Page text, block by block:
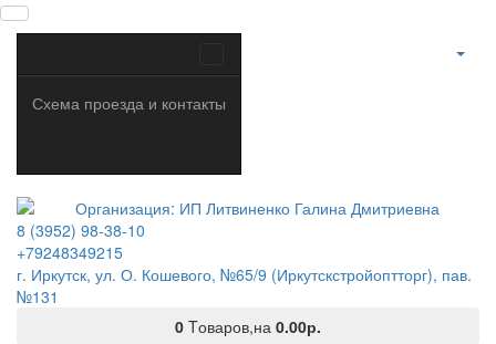
Схема проезда и контакты
8 (3952) 98-38-10
+79248349215
г. Иркутск, ул. О. Кошевого, №65/9 (Иркутскстройоптторг), пав.
№131
0 Tоваров,на 0.00р.